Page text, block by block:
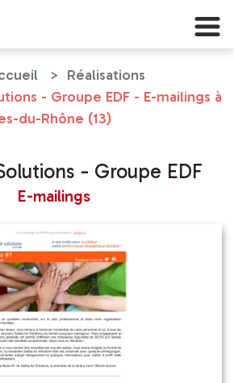
Réalisations
- Groupe EDF - E-mailings à
du-Rhône (13)
- Groupe EDF
E-mailings